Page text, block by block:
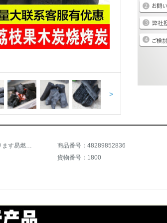
>
商品の名称：炭をあぶります易燃炭のレイシの炭の10斤は環境保護炭の炭を詰めて、炭の無煙炭を燃やして炭を焼くことに耐えます。 商品番号：48289852836
貨物番号：1800